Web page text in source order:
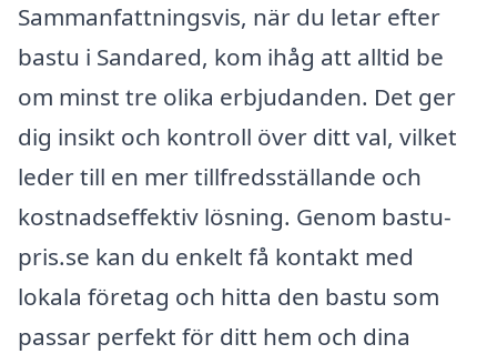
Sammanfattningsvis, när du letar efter
bastu i Sandared, kom ihåg att alltid be
om minst tre olika erbjudanden. Det ger
dig insikt och kontroll över ditt val, vilket
leder till en mer tillfredsställande och
kostnadseffektiv lösning. Genom bastu-
pris.se kan du enkelt få kontakt med
lokala företag och hitta den bastu som
passar perfekt för ditt hem och dina